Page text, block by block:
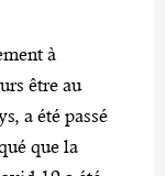
à
être au
a été passé
que la